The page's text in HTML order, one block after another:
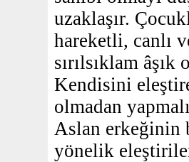
uzaklaşır.
hareketli, canlı
sırılsıklam
Kendisini
olmadan
Aslan erkeğinin
yönelik